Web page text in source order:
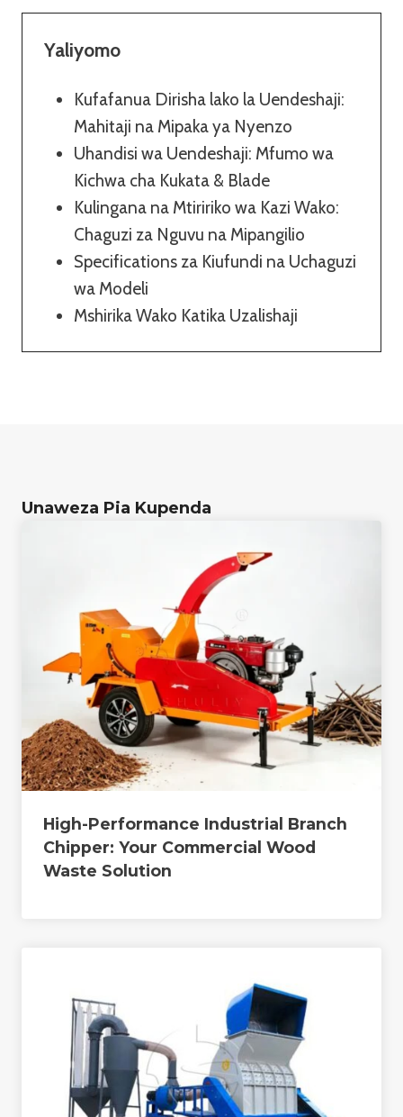
Yaliyomo
Kufafanua Dirisha lako la Uendeshaji:
Mahitaji na Mipaka ya Nyenzo
Uhandisi wa Uendeshaji: Mfumo wa
Kichwa cha Kukata & Blade
Kulingana na Mtiririko wa Kazi Wako:
Chaguzi za Nguvu na Mipangilio
Specifications za Kiufundi na Uchaguzi
wa Modeli
Mshirika Wako Katika Uzalishaji
Unaweza Pia Kupenda
High-Performance Industrial Branch
Chipper: Your Commercial Wood
Waste Solution